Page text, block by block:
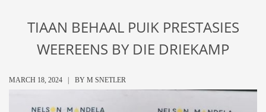
TIAAN BEHAAL PUIK PRESTASIES
WEEREENS BY DIE DRIEKAMP
MARCH 18, 2024 | BY M SNETLER